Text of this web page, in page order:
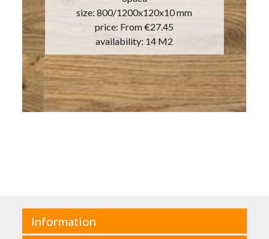
size: 800/1200x120x10 mm
price: From €27.45
availability: 14 M2
Information